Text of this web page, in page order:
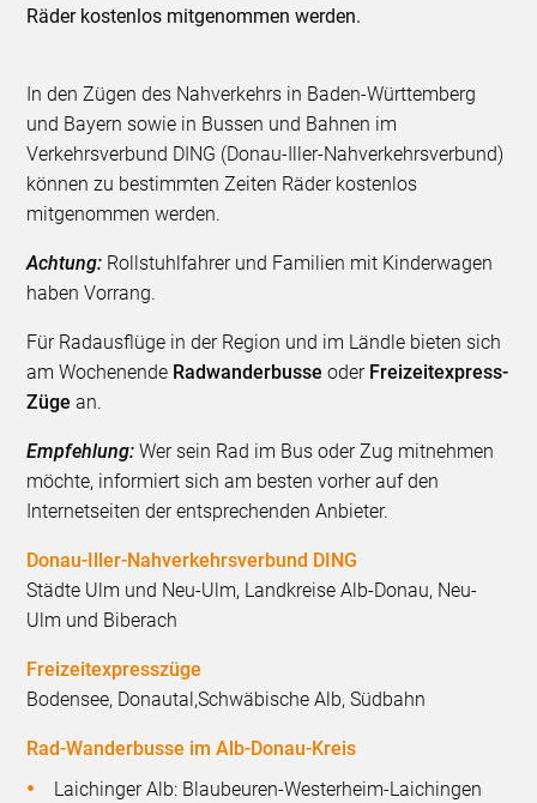
Räder kostenlos mitgenommen werden.
In den Zügen des Nahverkehrs in Baden-Württemberg
und Bayern sowie in Bussen und Bahnen im
Verkehrsverbund DING (Donau-Iller-Nahverkehrsverbund)
können zu bestimmten Zeiten Räder kostenlos
mitgenommen werden.
Achtung: Rollstuhlfahrer und Familien mit Kinderwagen
haben Vorrang.
Für Radausflüge in der Region und im Ländle bieten sich
am Wochenende Radwanderbusse oder Freizeitexpress-
Züge an.
Empfehlung:Wer sein Rad im Bus oder Zug mitnehmen
möchte, informiert sich am besten vorher auf den
Internetseiten der entsprechenden Anbieter.
Donau-Iller-Nahverkehrsverbund DING
Städte Ulm und Neu-Ulm, Landkreise Alb-Donau, Neu-
Ulm und Biberach
Freizeitexpresszüge
Bodensee, Donautal,Schwäbische Alb, Südbahn
Rad-Wanderbusse im Alb-Donau-Kreis
Laichinger Alb: Blaubeuren-Westerheim-Laichingen